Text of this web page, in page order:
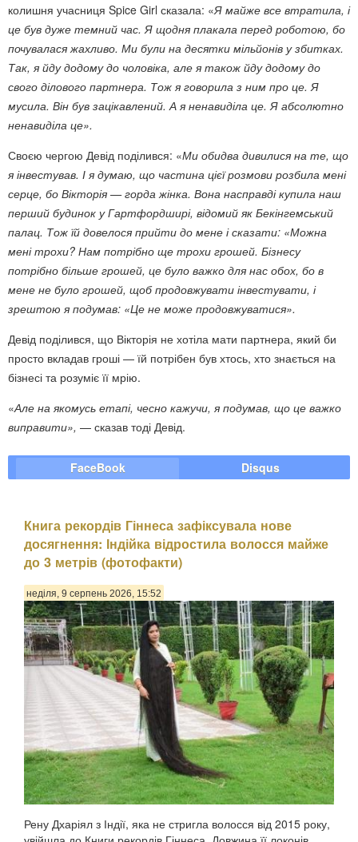
колишня учасниця Spice Girl сказала: «Я майже все втратила, і
це був дуже темний час. Я щодня плакала перед роботою, бо
почувалася жахливо. Ми були на десятки мільйонів у збитках.
Так, я йду додому до чоловіка, але я також йду додому до
свого ділового партнера. Тож я говорила з ним про це. Я
мусила. Він був зацікавлений. А я ненавиділа це. Я абсолютно
ненавиділа це».
Своєю чергою Девід поділився: «Ми обидва дивилися на те, що
я інвестував. І я думаю, що частина цієї розмови розбила мені
серце, бо Вікторія — горда жінка. Вона насправді купила наш
перший будинок у Гартфордширі, відомий як Бекінгемський
палац. Тож їй довелося прийти до мене і сказати: «Можна
мені трохи? Нам потрібно ще трохи грошей. Бізнесу
потрібно більше грошей, це було важко для нас обох, бо в
мене не було грошей, щоб продовжувати інвестувати, і
зрештою я подумав: «Це не може продовжуватися».
Девід поділився, що Вікторія не хотіла мати партнера, який би
просто вкладав гроші — їй потрібен був хтось, хто знається на
бізнесі та розуміє її мрію.
«Але на якомусь етапі, чесно кажучи, я подумав, що це важко
виправити», — сказав тоді Девід.
FaceBook Disqus
Книга рекордів Гіннеса зафіксувала нове
досягнення: Індійка відростила волосся майже
до 3 метрів (фотофакти)
неділя, 9 серпень 2026, 15:52
Рену Дхаріял з Індії, яка не стригла волосся від 2015 року,